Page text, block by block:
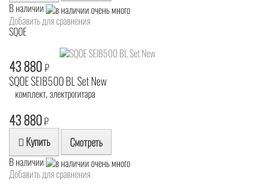
В наличии
Добавить для сравнения
SQOE
43 880₽
SQOE SEIB500 BL Set New
комплект, электрогитара
43 880₽
Купить Смотреть
В наличии
Добавить для сравнения